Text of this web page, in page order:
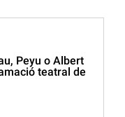
Peyu o Albert
teatral de